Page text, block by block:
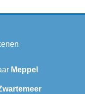
Meppel